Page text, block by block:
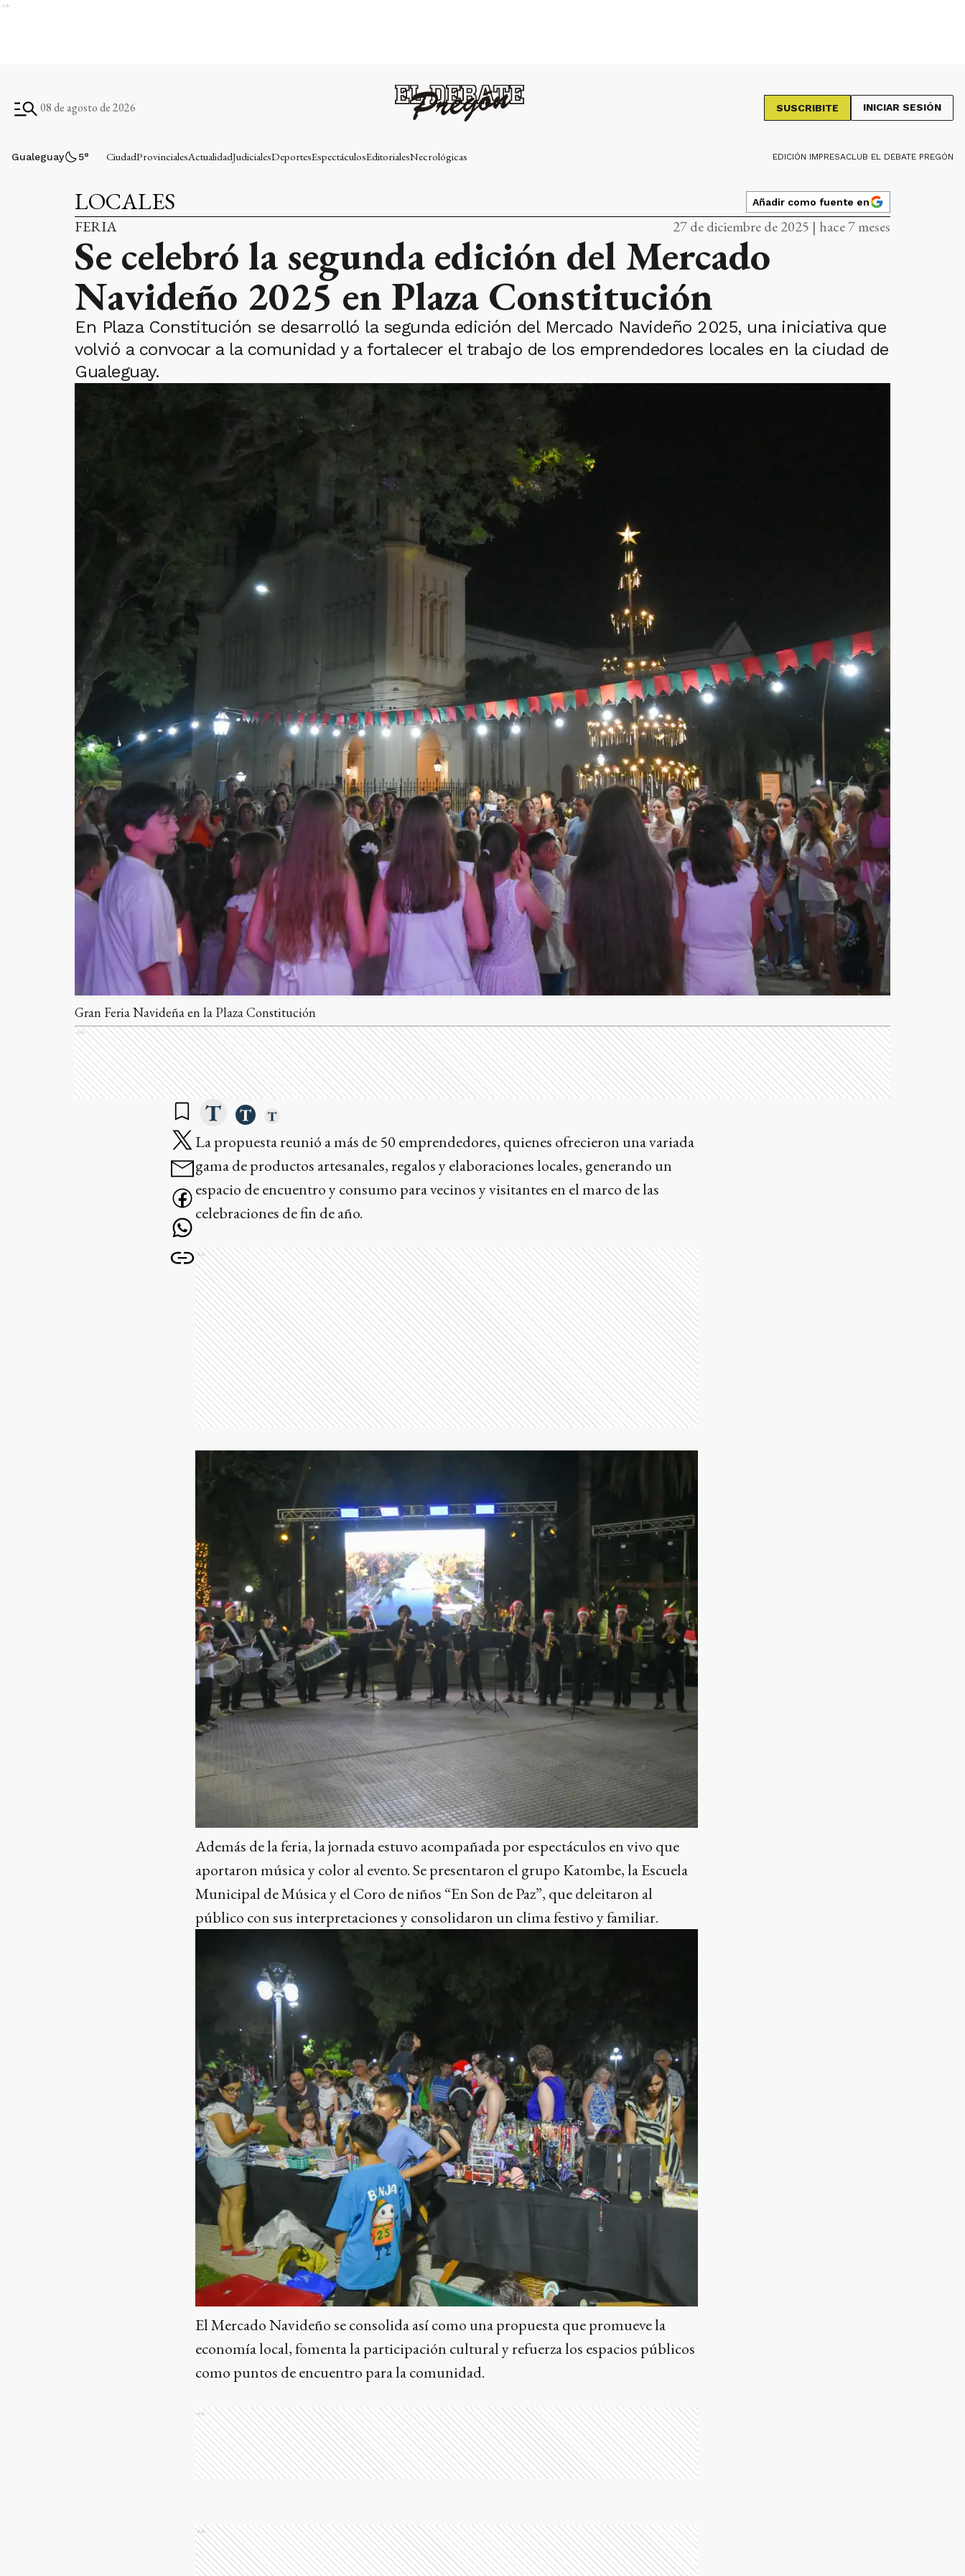
Ads
08 de agosto de 2026 SUSCRIBITE INICIAR SESIÓN
Gualeguay 5° CiudadProvincialesActualidadJudicialesDeportesEspectáculosEditorialesNecrológicas EDICIÓN IMPRESACLUB EL DEBATE PREGÓN
LOCALES Añadir como fuente en
FERIA 27 de diciembre de 2025 | hace 7 meses
Se celebró la segunda edición del Mercado
Navideño 2025 en Plaza Constitución
En Plaza Constitución se desarrolló la segunda edición del Mercado Navideño 2025, una iniciativa que
volvió a convocar a la comunidad y a fortalecer el trabajo de los emprendedores locales en la ciudad de
Gualeguay.
Gran Feria Navideña en la Plaza Constitución
Ads
La propuesta reunió a más de 50 emprendedores, quienes ofrecieron una variada
gama de productos artesanales, regalos y elaboraciones locales, generando un
espacio de encuentro y consumo para vecinos y visitantes en el marco de las
celebraciones de fin de año.
Ads
Además de la feria, la jornada estuvo acompañada por espectáculos en vivo que
aportaron música y color al evento. Se presentaron el grupo Katombe, la Escuela
Municipal de Música y el Coro de niños “En Son de Paz”, que deleitaron al
público con sus interpretaciones y consolidaron un clima festivo y familiar.
El Mercado Navideño se consolida así como una propuesta que promueve la
economía local, fomenta la participación cultural y refuerza los espacios públicos
como puntos de encuentro para la comunidad.
Ads
Ads